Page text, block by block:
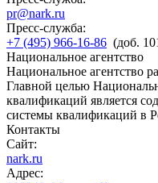
pr@nark.ru
Пресс-служба:
+7 (495) 966-16-86 (доб.
Национальное агентство
Национальное агентство
Главной целью
квалификаций является
системы квалификаций в
Контакты
Сайт:
nark.ru
Адрес: